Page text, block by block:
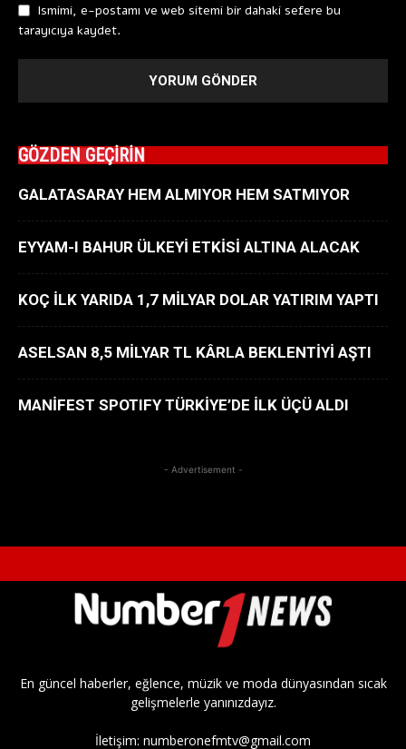
Ismimi, e-postamı ve web sitemi bir dahaki sefere bu
tarayıcıya kaydet.
GÖZDEN GEÇİRİN
GALATASARAY HEM ALMIYOR HEM SATMIYOR
EYYAM-I BAHUR ÜLKEYİ ETKİSİ ALTINA ALACAK
KOÇ İLK YARIDA 1,7 MİLYAR DOLAR YATIRIM YAPTI
ASELSAN 8,5 MİLYAR TL KÂRLA BEKLENTİYİ AŞTI
MANİFEST SPOTIFY TÜRKİYE’DE İLK ÜÇÜ ALDI
- Advertisement -
En güncel haberler, eğlence, müzik ve moda dünyasından sıcak
gelişmelerle yanınızdayız.
İletişim: numberonefmtv@gmail.com